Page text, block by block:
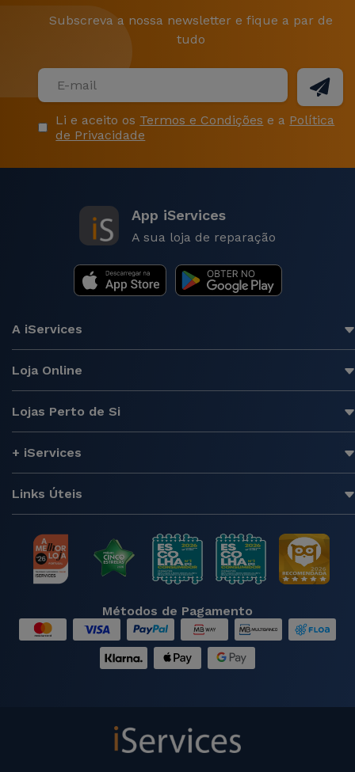
Subscreva a nossa newsletter e fique a par de
tudo
Li e aceito os Termos e Condições e a Política
de Privacidade
App iServices
A sua loja de reparação
A iServices
Loja Online
Lojas Perto de Si
+ iServices
Links Úteis
Métodos de Pagamento